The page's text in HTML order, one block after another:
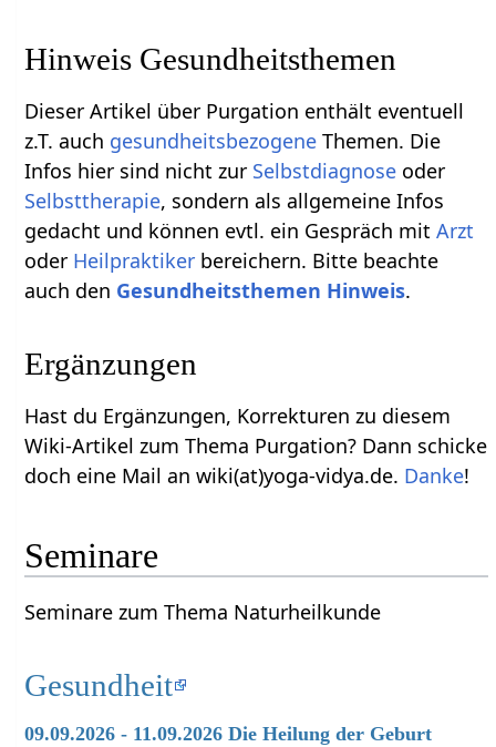
Hinweis Gesundheitsthemen
Dieser Artikel über Purgation enthält eventuell
z.T. auch gesundheitsbezogene Themen. Die
Infos hier sind nicht zur Selbstdiagnose oder
Selbsttherapie, sondern als allgemeine Infos
gedacht und können evtl. ein Gespräch mitArzt
oder Heilpraktiker bereichern. Bitte beachte
auch den Gesundheitsthemen Hinweis.
Ergänzungen
Hast du Ergänzungen, Korrekturen zu diesem
Wiki-Artikel zum Thema Purgation? Dann schicke
doch eine Mail an wiki(at)yoga-vidya.de. Danke!
Seminare
Seminare zum Thema Naturheilkunde
Gesundheit
09.09.2026 - 11.09.2026 Die Heilung der Geburt